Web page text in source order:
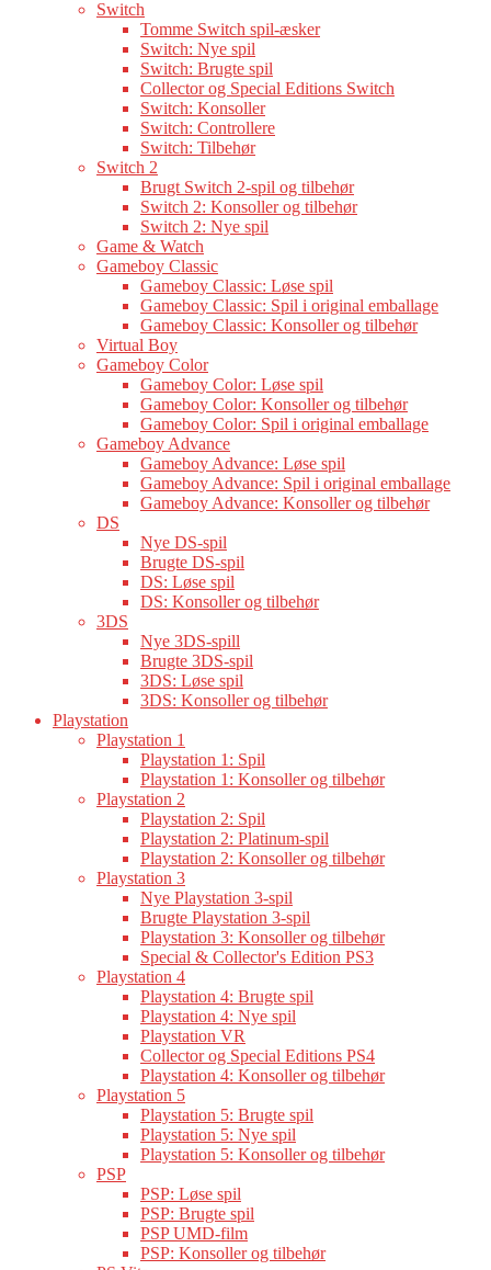
Switch
Tomme Switch spil-æsker
Switch: Nye spil
Switch: Brugte spil
Collector og Special Editions Switch
Switch: Konsoller
Switch: Controllere
Switch: Tilbehør
Switch 2
Brugt Switch 2-spil og tilbehør
Switch 2: Konsoller og tilbehør
Switch 2: Nye spil
Game & Watch
Gameboy Classic
Gameboy Classic: Løse spil
Gameboy Classic: Spil i original emballage
Gameboy Classic: Konsoller og tilbehør
Virtual Boy
Gameboy Color
Gameboy Color: Løse spil
Gameboy Color: Konsoller og tilbehør
Gameboy Color: Spil i original emballage
Gameboy Advance
Gameboy Advance: Løse spil
Gameboy Advance: Spil i original emballage
Gameboy Advance: Konsoller og tilbehør
DS
Nye DS-spil
Brugte DS-spil
DS: Løse spil
DS: Konsoller og tilbehør
3DS
Nye 3DS-spill
Brugte 3DS-spil
3DS: Løse spil
3DS: Konsoller og tilbehør
Playstation
Playstation 1
Playstation 1: Spil
Playstation 1: Konsoller og tilbehør
Playstation 2
Playstation 2: Spil
Playstation 2: Platinum-spil
Playstation 2: Konsoller og tilbehør
Playstation 3
Nye Playstation 3-spil
Brugte Playstation 3-spil
Playstation 3: Konsoller og tilbehør
Special & Collector's Edition PS3
Playstation 4
Playstation 4: Brugte spil
Playstation 4: Nye spil
Playstation VR
Collector og Special Editions PS4
Playstation 4: Konsoller og tilbehør
Playstation 5
Playstation 5: Brugte spil
Playstation 5: Nye spil
Playstation 5: Konsoller og tilbehør
PSP
PSP: Løse spil
PSP: Brugte spil
PSP UMD-film
PSP: Konsoller og tilbehør